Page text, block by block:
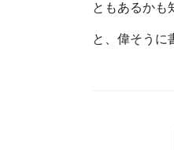
ともあるかも
と、偉そうに